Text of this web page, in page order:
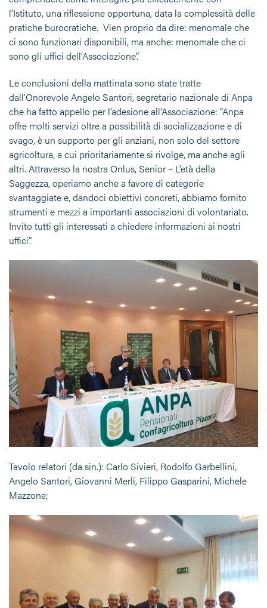
l’Istituto, una riflessione opportuna, data la complessità delle
pratiche burocratiche. Vien proprio da dire: menomale che
ci sono funzionari disponibili, ma anche: menomale che ci
sono gli uffici dell’Associazione”.
Le conclusioni della mattinata sono state tratte
dall’Onorevole Angelo Santori, segretario nazionale di Anpa
che ha fatto appello per l’adesione all’Associazione: “Anpa
offre molti servizi oltre a possibilità di socializzazione e di
svago, è un supporto per gli anziani, non solo del settore
agricoltura, a cui prioritariamente si rivolge, ma anche agli
altri. Attraverso la nostra Onlus, Senior – L’età della
Saggezza, operiamo anche a favore di categorie
svantaggiate e, dandoci obiettivi concreti, abbiamo fornito
strumenti e mezzi a importanti associazioni di volontariato.
Invito tutti gli interessati a chiedere informazioni ai nostri
uffici”.
Tavolo relatori (da sin.): Carlo Sivieri, Rodolfo Garbellini,
Angelo Santori, Giovanni Merli, Filippo Gasparini, Michele
Mazzone;